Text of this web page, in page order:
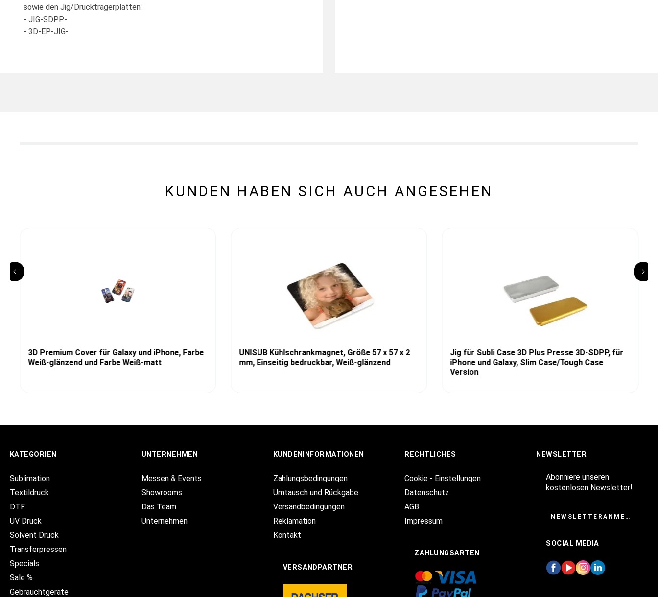
sowie den Jig/Druckträgerplatten:
- JIG-SDPP-
- 3D-EP-JIG-
KUNDEN HABEN SICH AUCH ANGESEHEN
3D Premium Cover für Galaxy und iPhone, Farbe
Weiß-glänzend und Farbe Weiß-matt
UNISUB Kühlschrankmagnet, Größe 57 x 57 x 2
mm, Einseitig bedruckbar, Weiß-glänzend
Jig für Subli Case 3D Plus Presse 3D-SDPP, für
iPhone und Galaxy, Slim Case/Tough Case
Version
KATEGORIEN
Sublimation
Textildruck
DTF
UV Druck
Solvent Druck
Transferpressen
Specials
Sale %
Gebrauchtgeräte
UNTERNEHMEN
Messen & Events
Showrooms
Das Team
Unternehmen
KUNDENINFORMATIONEN
Zahlungsbedingungen
Umtausch und Rückgabe
Versandbedingungen
Reklamation
Kontakt
VERSANDPARTNER
RECHTLICHES
Cookie - Einstellungen
Datenschutz
AGB
Impressum
ZAHLUNGSARTEN
NEWSLETTER
Abonniere unseren
kostenlosen Newsletter!
NEWSLETTERANMELDUNG
SOCIAL MEDIA